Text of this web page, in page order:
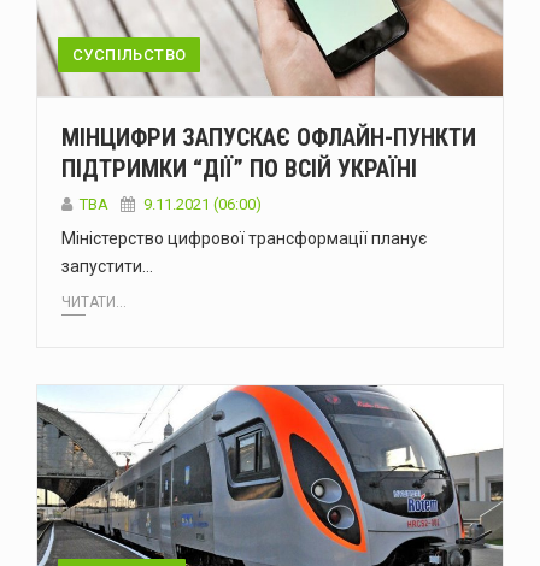
СУСПІЛЬСТВО
МІНЦИФРИ ЗАПУСКАЄ ОФЛАЙН-ПУНКТИ
ПІДТРИМКИ “ДІЇ” ПО ВСІЙ УКРАЇНІ
ТВА 9.11.2021 (06:00)
Міністерство цифрової трансформації планує
запустити…
ЧИТАТИ...